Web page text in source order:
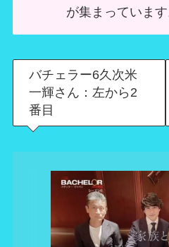
が集まっています
バチェラー6久次米
一輝さん：左から2
番目